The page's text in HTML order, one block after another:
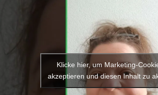
Klicke hier, um Marketing-
akzeptieren und diesen Inhalt zu